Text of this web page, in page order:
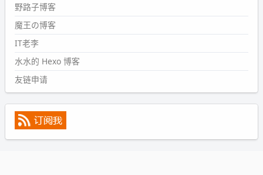
#PubWord
表，21 年 11 月底发现 B 站上线了这部，直到前几天才看
完，还是分两次看的。。接下来有五项是 2019 年的，都是
电影 —— 略长的待办列表。。
野路子博客
魔王の博客
IT老李
水水的 Hexo 博客
友链申请